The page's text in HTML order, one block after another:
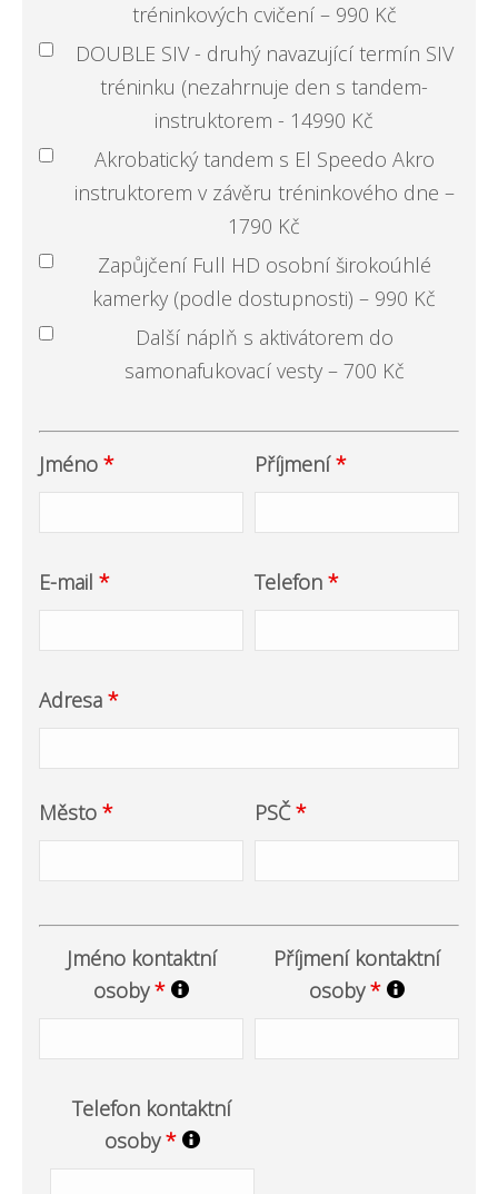
tréninkových cvičení – 990 Kč
DOUBLE SIV - druhý navazující termín SIV
tréninku (nezahrnuje den s tandem-
instruktorem - 14990 Kč
Akrobatický tandem s El Speedo Akro
instruktorem v závěru tréninkového dne –
1790 Kč
Zapůjčení Full HD osobní širokoúhlé
kamerky (podle dostupnosti) – 990 Kč
Další náplň s aktivátorem do
samonafukovací vesty – 700 Kč
Jméno * Příjmení*
E-mail * Telefon *
Adresa *
Město * PSČ*
Jméno kontaktní
osoby*
Příjmení kontaktní
osoby*
Telefon kontaktní
osoby*